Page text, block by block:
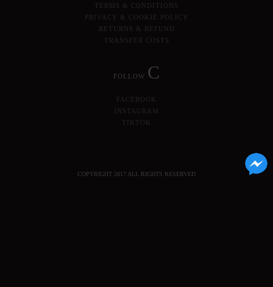
TERMS & CONDITIONS
PRIVACY & COOKIE POLICY
RETURNS & REFUND
TRANSFER COSTS
FOLLOW C
FACEBOOK
INSTAGRAM
TIKTOK
COPYRIGHT 2017 ALL RIGHTS RESERVED